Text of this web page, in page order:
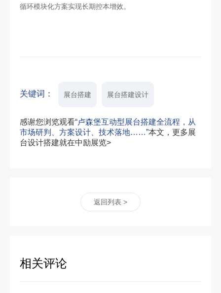
循环模块化方案实现长期控本增效。
关键词： 展台搭建 展台搭建设计
感谢您浏览观看“卢森堡互动型展台搭建全流程，从
市场研判、方案设计、技术落地……”本文，更多展
台设计搭建就在中励展览>
返回列表 >
相关评论